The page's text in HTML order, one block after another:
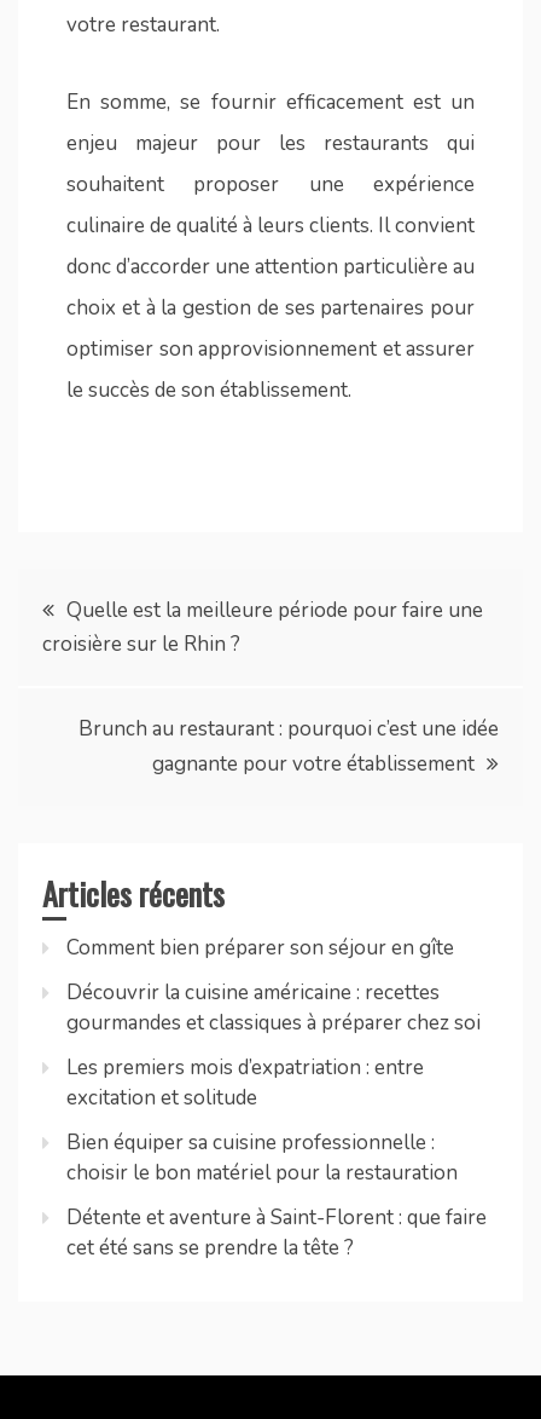
votre restaurant.
En somme, se fournir efficacement est un
enjeu majeur pour les restaurants qui
souhaitent proposer une expérience
culinaire de qualité à leurs clients. Il convient
donc d’accorder une attention particulière au
choix et à la gestion de ses partenaires pour
optimiser son approvisionnement et assurer
le succès de son établissement.
Navigation
de
l’article
Quelle est la meilleure période pour faire une
croisière sur le Rhin ?
Brunch au restaurant : pourquoi c’est une idée
gagnante pour votre établissement
Articles récents
Comment bien préparer son séjour en gîte
Découvrir la cuisine américaine : recettes
gourmandes et classiques à préparer chez soi
Les premiers mois d’expatriation : entre
excitation et solitude
Bien équiper sa cuisine professionnelle :
choisir le bon matériel pour la restauration
Détente et aventure à Saint-Florent : que faire
cet été sans se prendre la tête ?